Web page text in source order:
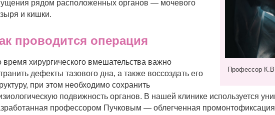
Профессор
рядом расположенных органов — мочевого
и кишки.
проводится операция
время хирургического вмешательства важно
дефекты тазового дна, а также воссоздать его
при этом необходимо сохранить
подвижность органов. В нашей клинике используется
профессором Пучковым — облегченная промонтофиксация